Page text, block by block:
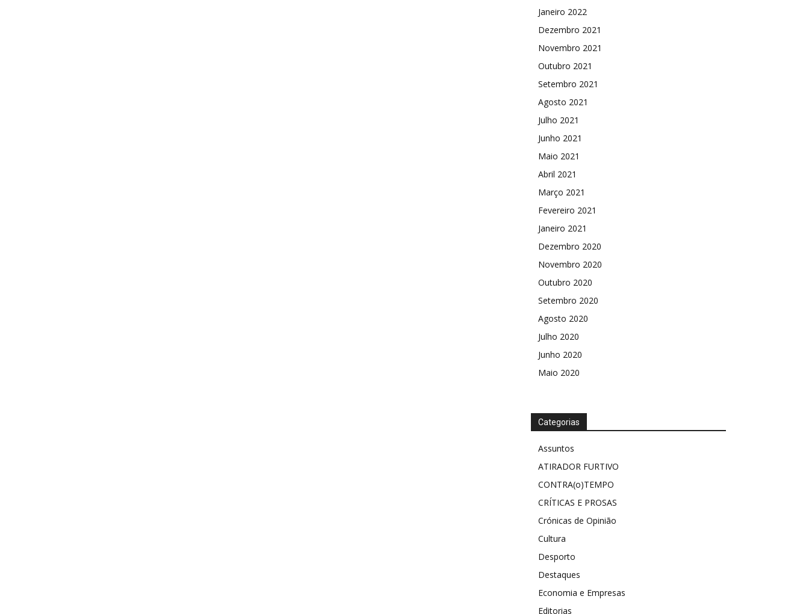
Janeiro 2022
Dezembro 2021
Novembro 2021
Outubro 2021
Setembro 2021
Agosto 2021
Julho 2021
Junho 2021
Maio 2021
Abril 2021
Março 2021
Fevereiro 2021
Janeiro 2021
Dezembro 2020
Novembro 2020
Outubro 2020
Setembro 2020
Agosto 2020
Julho 2020
Junho 2020
Maio 2020
Categorias
Assuntos
ATIRADOR FURTIVO
CONTRA(o)TEMPO
CRÍTICAS E PROSAS
Crónicas de Opinião
Cultura
Desporto
Destaques
Economia e Empresas
Editorias